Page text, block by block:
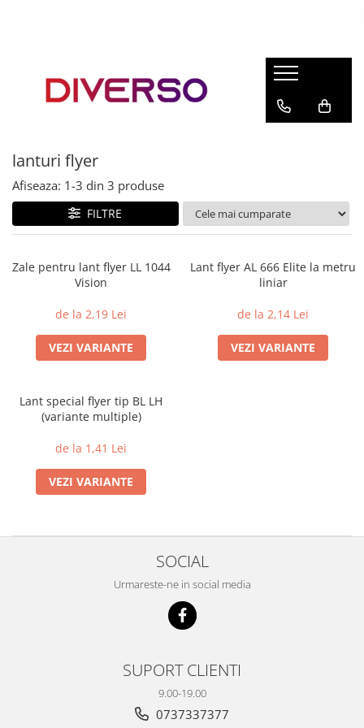
ASA
SILK
HIPS
PMMA
MULTIMATERIAL
lanturi flyer
Afiseaza: 1-3 din 3 produse
FILTRE
Zale pentru lant flyer LL 1044
Vision
de la 2,19 Lei
VEZI VARIANTE
Lant flyer AL 666 Elite la metru
liniar
de la 2,14 Lei
VEZI VARIANTE
Lant special flyer tip BL LH
(variante multiple)
de la 1,41 Lei
VEZI VARIANTE
SOCIAL
Urmareste-ne in social media
SUPORT CLIENTI
9.00-19.00
0737337377